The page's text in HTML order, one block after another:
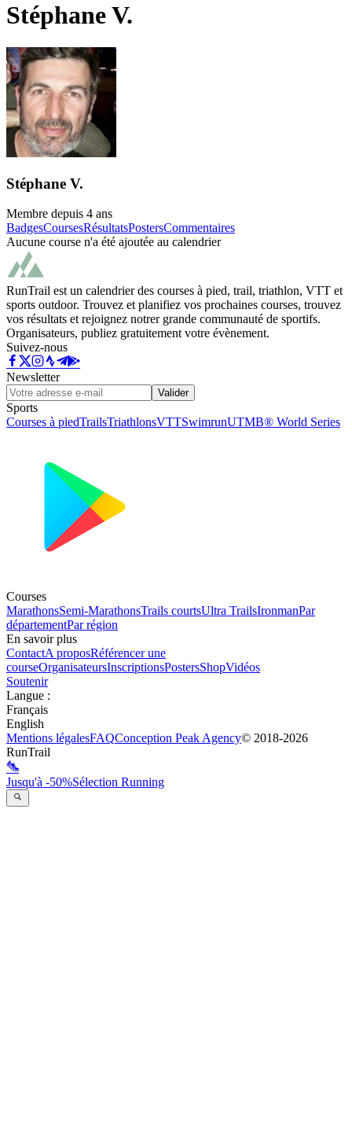
Stéphane V.
Stéphane V.
Membre depuis 4 ans
BadgesCoursesRésultatsPostersCommentaires
Aucune course n'a été ajoutée au calendrier
RunTrail est un calendrier des courses à pied, trail, triathlon, VTT et
sports outdoor. Trouvez et planifiez vos prochaines courses, trouvez
vos résultats et rejoignez notrer grande communauté de sportifs.
Organisateurs, publiez gratuitement votre évènement.
Suivez-nous
Newsletter
Valider
Sports
Courses à piedTrailsTriathlonsVTTSwimrunUTMB® World Series
Courses
MarathonsSemi-MarathonsTrails courtsUltra TrailsIronmanPar
départementPar région
En savoir plus
ContactA proposRéférencer une
courseOrganisateursInscriptionsPostersShopVidéos
Soutenir
Langue :
Français
English
Mentions légalesFAQConception Peak Agency© 2018-2026
RunTrail
Jusqu'à -50%Sélection Running